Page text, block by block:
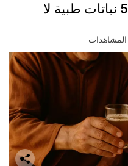
أسرار الشفاء في الريف: 5 نباتات طبية لا